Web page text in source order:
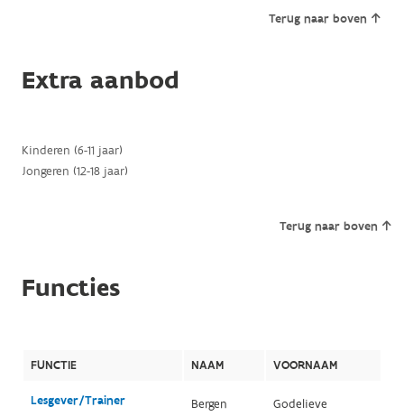
Terug naar boven
Extra aanbod
Kinderen (6-11 jaar)
Jongeren (12-18 jaar)
Terug naar boven
Functies
FUNCTIE NAAM VOORNAAM
Lesgever/Trainer Bergen Godelieve